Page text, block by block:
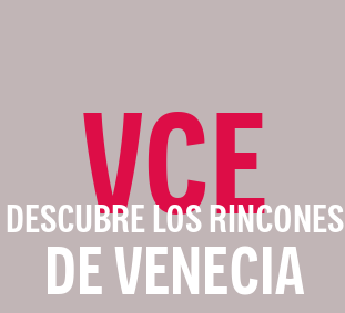
VCE
DESCUBRE LOS RINCONES
DE VENECIA